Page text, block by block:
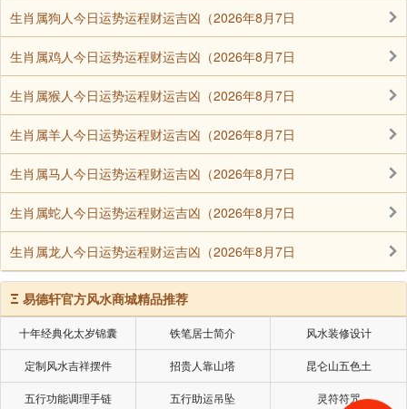
有欲望，包括我们出家人”。
生肖属狗人今日运势运程财运吉凶（2026年8月7日
生肖属鸡人今日运势运程财运吉凶（2026年8月7日
生肖属猴人今日运势运程财运吉凶（2026年8月7日
生肖属羊人今日运势运程财运吉凶（2026年8月7日
生肖属马人今日运势运程财运吉凶（2026年8月7日
生肖属蛇人今日运势运程财运吉凶（2026年8月7日
生肖属龙人今日运势运程财运吉凶（2026年8月7日
Ξ 易德轩官方风水商城精品推荐
十年经典化太岁锦囊 铁笔居士简介 风水装修设计
定制风水吉祥摆件 招贵人靠山塔 昆仑山五色土
五行功能调理手链 五行助运吊坠 灵符符咒